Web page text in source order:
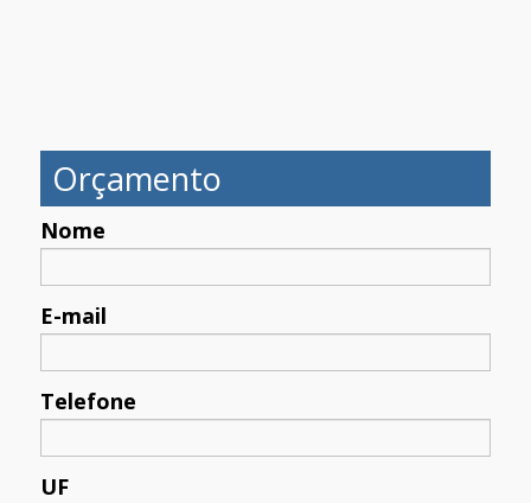
Orçamento
Nome
E-mail
Telefone
UF